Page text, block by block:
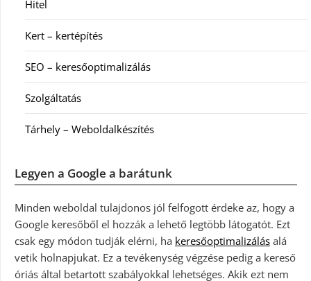
Hitel
Kert – kertépítés
SEO – keresőoptimalizálás
Szolgáltatás
Tárhely – Weboldalkészítés
Legyen a Google a barátunk
Minden weboldal tulajdonos jól felfogott érdeke az, hogy a
Google keresőből el hozzák a lehető legtöbb látogatót. Ezt
csak egy módon tudják elérni, ha keresőoptimalizálás alá
vetik holnapjukat. Ez a tevékenység végzése pedig a kereső
óriás által betartott szabályokkal lehetséges. Akik ezt nem